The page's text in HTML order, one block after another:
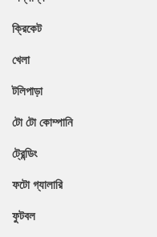
ক্রিকেট
খেলা
টলিপাড়া
টো টো কোম্পানি
ট্রেন্ডিং
ফটো গ্যালারি
ফুটবল